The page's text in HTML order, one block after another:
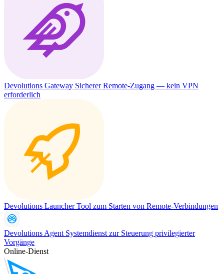
Devolutions Gateway Sicherer Remote-Zugang — kein VPN
erforderlich
Devolutions LauncherTool zum Starten von Remote-Verbindungen
Devolutions Agent Systemdienst zur Steuerung privilegierter
Vorgänge
Online-Dienst